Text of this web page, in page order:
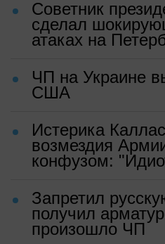
Советник
сделал
атаках на
ЧП на Украине
США
Истерика
возмездия
конфузом:
Запретил
получил
произошло ЧП